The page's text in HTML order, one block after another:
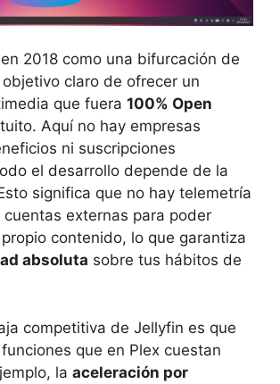
2018 como una bifurcación de
objetivo claro de ofrecer un
que fuera 100% Open
Aquí no hay empresas
ni suscripciones
el desarrollo depende de la
significa que no hay telemetría
externas para poder
contenido, lo que garantiza
absoluta sobre tus hábitos de
competitiva de Jellyfin es que
que en Plex cuestan
la aceleración por